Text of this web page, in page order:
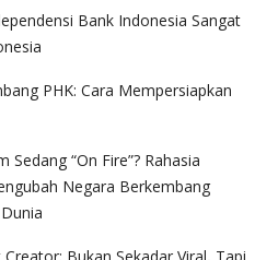
Bank Indonesia Sangat
PHK: Cara Mempersiapkan
“On Fire”? Rahasia
Negara Berkembang